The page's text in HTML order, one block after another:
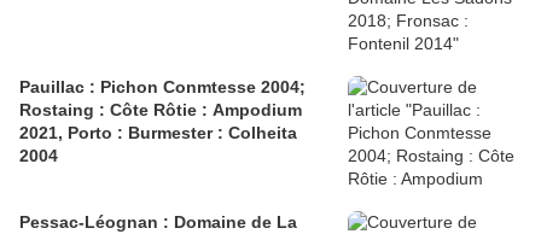
Pauillac : Pichon Conmtesse 2004;
Rostaing : Côte Rôtie : Ampodium
2021, Porto : Burmester : Colheita
2004
Pessac-Léognan : Domaine de La